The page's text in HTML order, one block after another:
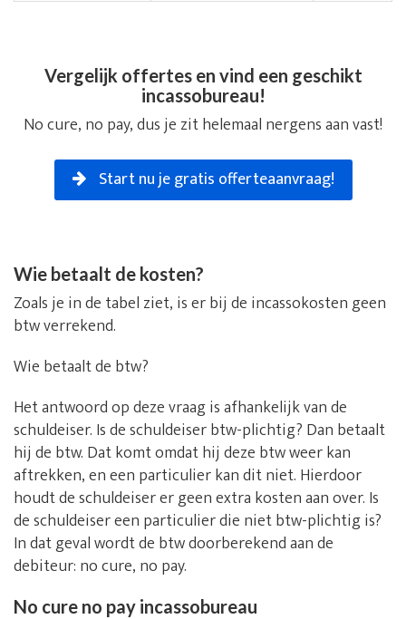
Vergelijk offertes en vind een geschikt
incassobureau!
No cure, no pay, dus je zit helemaal nergens aan vast!
Start nu je gratis offerteaanvraag!
Wie betaalt de kosten?
Zoals je in de tabel ziet, is er bij de incassokosten geen
btw verrekend.
Wie betaalt de btw?
Het antwoord op deze vraag is afhankelijk van de
schuldeiser. Is de schuldeiser btw-plichtig? Dan betaalt
hij de btw. Dat komt omdat hij deze btw weer kan
aftrekken, en een particulier kan dit niet. Hierdoor
houdt de schuldeiser er geen extra kosten aan over. Is
de schuldeiser een particulier die niet btw-plichtig is?
In dat geval wordt de btw doorberekend aan de
debiteur: no cure, no pay.
No cure no pay incassobureau